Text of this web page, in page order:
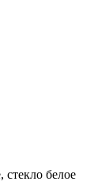
белое